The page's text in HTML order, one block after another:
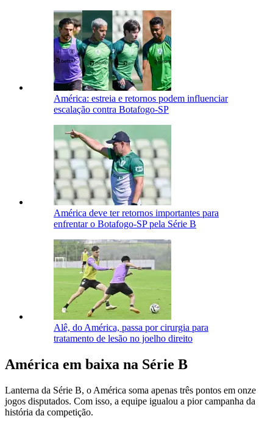
América: estreia e retornos podem influenciar
escalação contra Botafogo-SP
América deve ter retornos importantes para
enfrentar o Botafogo-SP pela Série B
Alê, do América, passa por cirurgia para
tratamento de lesão no joelho direito
América em baixa na Série B
Lanterna da Série B, o América soma apenas três pontos em onze
jogos disputados. Com isso, a equipe igualou a pior campanha da
história da competição.